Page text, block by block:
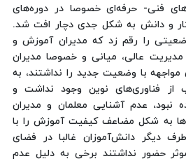
فنی- حرفه‌ای خصوصا در دوره‌های
و دانش به شکل جدی دچار افت شد.
را رقم زد که مدیران آموزش و
عالی، میانی و خصوصا مدیران
مواجهه با وضعیت جدید را نداشتند، به
از فناوری‌های نوین وجود نداشت و
نبود، عدم آشنایی معلمان و مدیران
به شکل مضاعف کیفیت آموزش را با
دیگر دانش‌آموزان غالبا در فضای
حضور نداشتند برخی به دلیل عدم